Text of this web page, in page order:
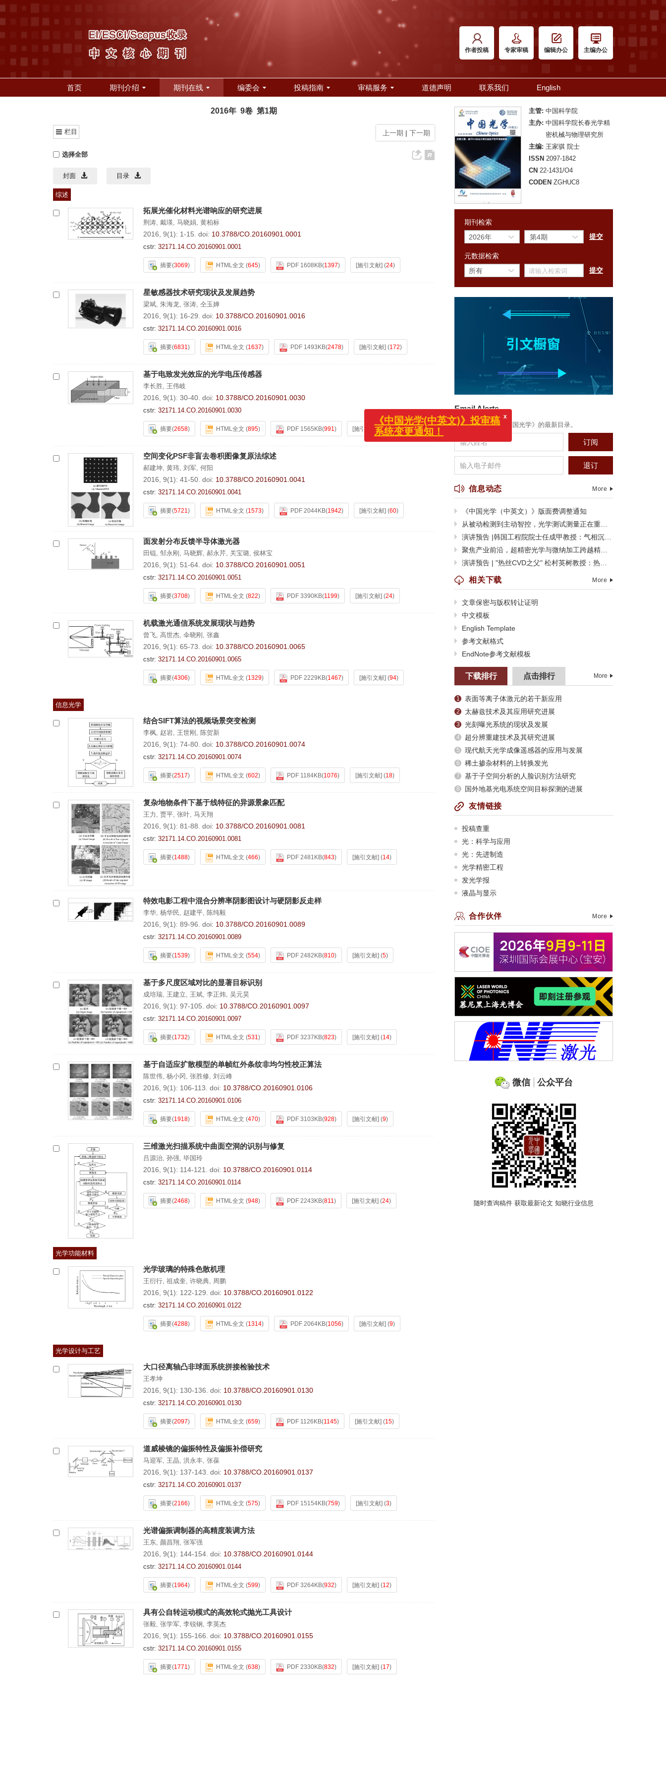
作者投稿 专家审稿 编辑办公 主编办公
首页 期刊介绍 期刊在线 编委会 投稿指南 审稿服务 道德声明 联系我们 English
2016年 9卷 第1期
栏目 上一期 | 下一期
选择全部
封面 目录
综述
拓展光催化材料光谱响应的研究进展
荆涛, 戴瑛, 马晓娟, 黄柏标
2016, 9(1): 1-15. doi: 10.3788/CO.20160901.0001
cstr: 32171.14.CO.20160901.0001
摘要(3069) HTML全文 (645) PDF 1608KB(1397) [施引文献] (24)
星敏感器技术研究现状及发展趋势
梁斌, 朱海龙, 张涛, 仝玉婵
2016, 9(1): 16-29. doi: 10.3788/CO.20160901.0016
cstr: 32171.14.CO.20160901.0016
摘要(6831) HTML全文 (1637) PDF 1493KB(2478) [施引文献] (172)
基于电致发光效应的光学电压传感器
李长胜, 王伟岐
2016, 9(1): 30-40. doi: 10.3788/CO.20160901.0030
cstr: 32171.14.CO.20160901.0030
摘要(2658) HTML全文 (895) PDF 1565KB(991) [施引文献](25)
空间变化PSF非盲去卷积图像复原法综述
郝建坤, 黄玮, 刘军, 何阳
2016, 9(1): 41-50. doi: 10.3788/CO.20160901.0041
cstr: 32171.14.CO.20160901.0041
摘要(5721) HTML全文 (1573) PDF 2044KB(1942) [施引文献] (60)
面发射分布反馈半导体激光器
田锟, 邹永刚 , 马晓辉, 郝永芹, 关宝璐, 侯林宝
2016, 9(1): 51-64. doi: 10.3788/CO.20160901.0051
cstr: 32171.14.CO.20160901.0051
摘要(3708) HTML全文 (822) PDF 3390KB(1199) [施引文献] (24)
机载激光通信系统发展现状与趋势
曾飞, 高世杰, 伞晓刚 , 张鑫
2016, 9(1): 65-73. doi: 10.3788/CO.20160901.0065
cstr: 32171.14.CO.20160901.0065
摘要(4306) HTML全文 (1329) PDF 2229KB(1467) [施引文献] (94)
信息光学
结合SIFT算法的视频场景突变检测
李枫, 赵岩, 王世刚 , 陈贺新
2016, 9(1): 74-80. doi: 10.3788/CO.20160901.0074
cstr: 32171.14.CO.20160901.0074
摘要(2517) HTML全文 (602) PDF 1184KB(1076) [施引文献] (18)
复杂地物条件下基于线特征的异源景象匹配
王力 , 贾平, 张叶, 马天翔
2016, 9(1): 81-88. doi: 10.3788/CO.20160901.0081
cstr: 32171.14.CO.20160901.0081
摘要(1488) HTML全文 (466) PDF 2481KB(843) [施引文献] (14)
特效电影工程中混合分辨率阴影图设计与硬阴影反走样
李华 杨华民 赵建平 陈纯毅
2016, 9(1): 89-96. doi: 10.3788/CO.20160901.0089
cstr: 32171.14.CO.20160901.0089
摘要(1539) HTML全文 (554) PDF 2482KB(810) [施引文献] (5)
基于多尺度区域对比的显著目标识别
成培瑞 王建立 王斌 李正炜 吴元昊
2016, 9(1): 97-105. doi: 10.3788/CO.20160901.0097
cstr: 32171.14.CO.20160901.0097
摘要(1732) HTML全文 (531) PDF 3237KB(823) [施引文献] (14)
基于自适应扩散模型的单帧红外条纹非均匀性校正算法
陈世伟 杨小冈 张胜修 刘云峰
2016, 9(1): 106-113. doi: 10.3788/CO.20160901.0106
cstr: 32171.14.CO.20160901.0106
摘要(1918) HTML全文 (470) PDF 3103KB(928) [施引文献] (9)
三维激光扫描系统中曲面空洞的识别与修复
吕源治 孙强 毕国玲
2016, 9(1): 114-121. doi: 10.3788/CO.20160901.0114
cstr: 32171.14.CO.20160901.0114
摘要(2468) HTML全文 (948) PDF 2243KB(811) [施引文献] (24)
光学功能材料
光学玻璃的特殊色散机理
王衍行, 祖成奎, 许晓典, 周鹏
2016, 9(1): 122-129. doi: 10.3788/CO.20160901.0122
cstr: 32171.14.CO.20160901.0122
摘要(4288) HTML全文 (1314) PDF 2064KB(1056) [施引文献] (9)
光学设计与工艺
大口径离轴凸非球面系统拼接检验技术
王孝坤
2016, 9(1): 130-136. doi: 10.3788/CO.20160901.0130
cstr: 32171.14.CO.20160901.0130
摘要(2097) HTML全文 (659) PDF 1126KB(1145) [施引文献] (15)
道威棱镜的偏振特性及偏振补偿研究
马迎军, 王晶, 洪永丰, 张葆
2016, 9(1): 137-143. doi: 10.3788/CO.20160901.0137
cstr: 32171.14.CO.20160901.0137
摘要(2166) HTML全文 (575) PDF 15154KB(759) [施引文献] (3)
光谱偏振调制器的高精度装调方法
王东, 颜昌翔, 张军强
2016, 9(1): 144-154. doi: 10.3788/CO.20160901.0144
cstr: 32171.14.CO.20160901.0144
摘要(1964) HTML全文 (599) PDF 3264KB(932) [施引文献] (12)
具有公自转运动模式的高效轮式抛光工具设计
张毅, 张学军, 李锐钢, 李英杰
2016, 9(1): 155-166. doi: 10.3788/CO.20160901.0155
cstr: 32171.14.CO.20160901.0155
摘要(1771) HTML全文 (638) PDF 2330KB(832) [施引文献] (17)
主管: 中国科学院
主办: 中国科学院长春光学精
密机械与物理研究所
主编: 王家骐 院士
ISSN 2097-1842
CN 22-1431/O4
CODEN ZGHUC8
期刊检索
元数据检索
Email Alerts
订阅可定期收到《中国光学》的最新目录。
订阅
退订
信息动态 More
《中国光学（中英文）》版面费调整通知
从被动检测到主动智控，光学测试测量正在重塑制造边界
演讲预告 |韩国工程院院士任成甲教授：气相沉积功能聚合物薄膜及其器件应用
聚焦产业前沿，超精密光学与微纳加工跨越精度极限
演讲预告 | "热丝CVD之父" 松村英树教授：热丝CVD技术的过去、现在与未来
相关下载 More
文章保密与版权转让证明
中文模板
English Template
参考文献格式
EndNote参考文献模板
下载排行 点击排行 More
1 表面等离子体激元的若干新应用
2 太赫兹技术及其应用研究进展
3 光刻曝光系统的现状及发展
4 超分辨重建技术及其研究进展
5 现代航天光学成像遥感器的应用与发展
6 稀土掺杂材料的上转换发光
7 基于子空间分析的人脸识别方法研究
8 国外地基光电系统空间目标探测的进展
友情链接
投稿查重
光：科学与应用
光：先进制造
光学精密工程
发光学报
液晶与显示
合作伙伴 More
微信 公众平台
随时查询稿件 获取最新论文 知晓行业信息
《中国光学(中英文)》投审稿
系统变更通知！